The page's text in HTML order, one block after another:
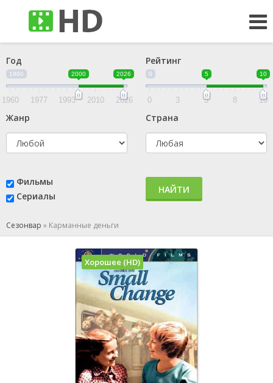
Год
1960 2000 2026
1960 1977 1993 2010 2026
Рейтинг
0 5 10
0 3 5 8 10
Жанр Страна
Фильмы
Сериалы
НАЙТИ
Сезонвар » Карманные деньги
Хорошее (HD)